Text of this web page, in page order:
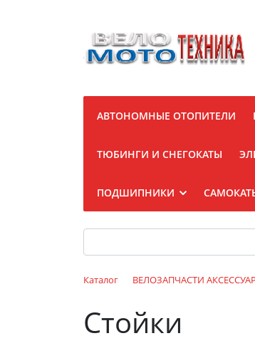
АВТОНОМНЫЕ ОТОПИТЕЛИ
ТЮБИНГИ И СНЕГОКАТЫ
ПОДШИПНИКИ
Каталог ВЕЛОЗАПЧАСТИ
Стойки